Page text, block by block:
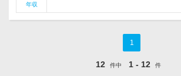
年収
1
12 件中 1 - 12 件